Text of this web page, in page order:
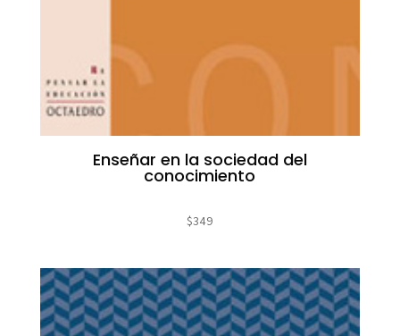
Enseñar en la sociedad del
conocimiento
$349